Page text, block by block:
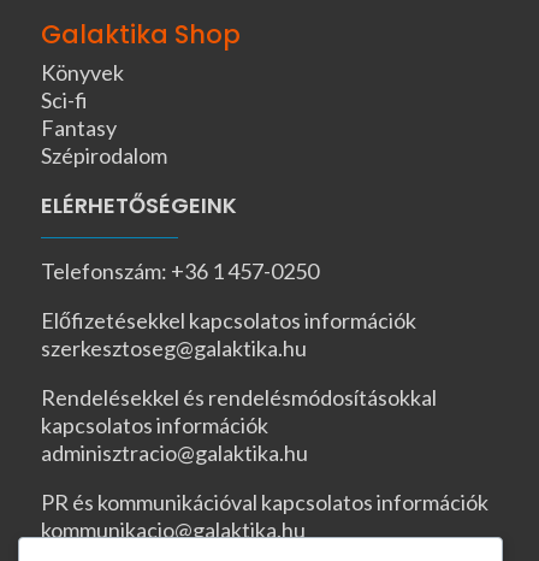
Galaktika Shop
Könyvek
Sci-fi
Fantasy
Szépirodalom
ELÉRHETŐSÉGEINK
Telefonszám: +36 1 457-0250
Előfizetésekkel kapcsolatos információk
szerkesztoseg@galaktika.hu
Rendelésekkel és rendelésmódosításokkal
kapcsolatos információk
adminisztracio@galaktika.hu
PR és kommunikációval kapcsolatos információk
kommunikacio@galaktika.hu